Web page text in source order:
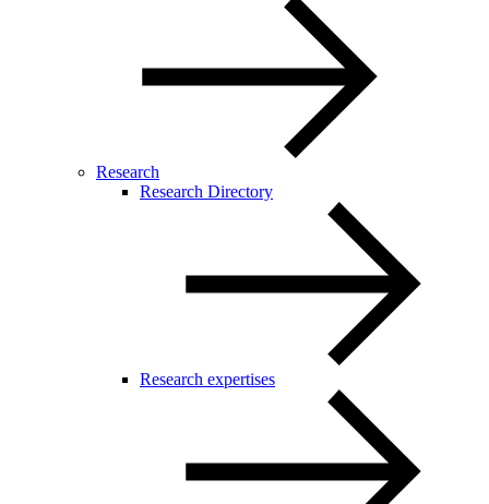
Research
Research Directory
Research expertises